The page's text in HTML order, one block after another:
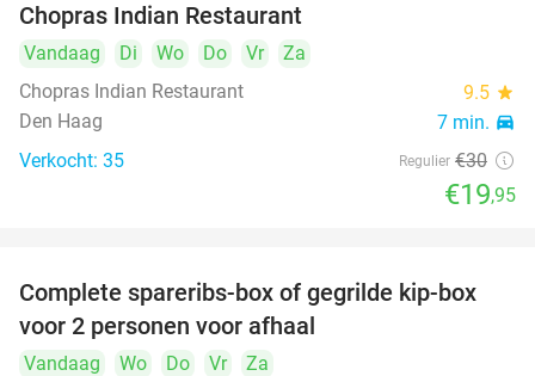
food
Chopras Indian Restaurant
Vandaag Di Wo Do Vr
Za
Chopras Indian Restaurant
9.5 star
Den Haag 7 min. directions_car
Verkocht: 35 Regulier €30
€19,95
37%
Complete spareribs-box of gegrilde kip-box
voor 2 personen voor afhaal
Vandaag Wo Do Vr
Za